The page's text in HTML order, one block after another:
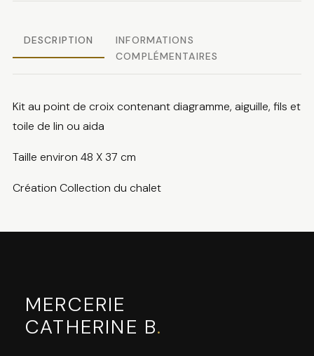
DESCRIPTION
INFORMATIONS
COMPLÉMENTAIRES
Kit au point de croix contenant diagramme, aiguille, fils et
toile de lin ou aida
Taille environ 48 X 37 cm
Création Collection du chalet
MERCERIE
CATHERINE B.